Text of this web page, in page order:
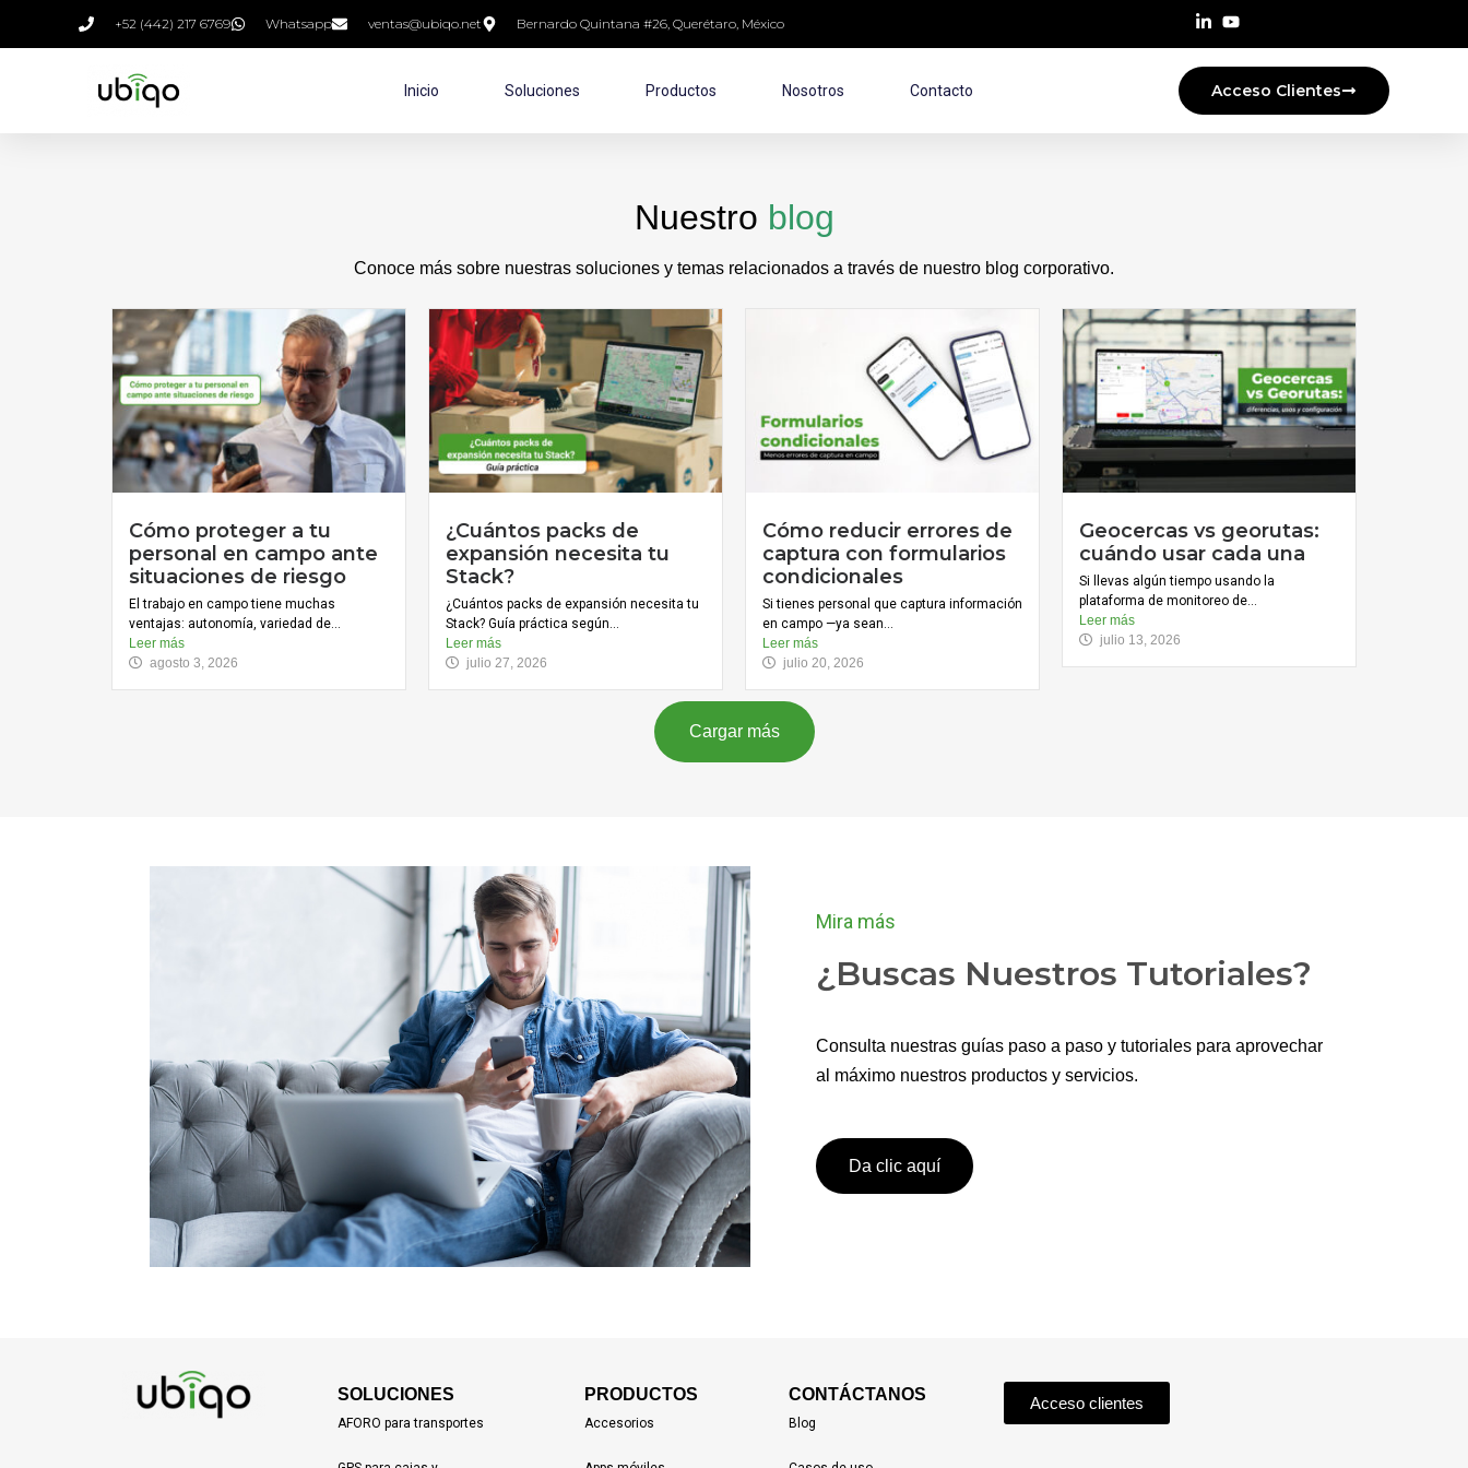
+52 (442) 217 6769 Whatsapp ventas@ubiqo.net Bernardo Quintana #26, Querétaro, México
Inicio Soluciones Productos Nosotros Contacto Acceso Clientes
Nuestro blog
Conoce más sobre nuestras soluciones y temas relacionados a través de nuestro blog corporativo.
Cómo proteger a tu
personal en campo ante
situaciones de riesgo
El trabajo en campo tiene muchas
ventajas: autonomía, variedad de...
Leer más
agosto 3, 2026
¿Cuántos packs de
expansión necesita tu
Stack?
¿Cuántos packs de expansión necesita tu
Stack? Guía práctica según...
Leer más
julio 27, 2026
Cómo reducir errores de
captura con formularios
condicionales
Si tienes personal que captura información
en campo —ya sean...
Leer más
julio 20, 2026
Geocercas vs georutas:
cuándo usar cada una
Si llevas algún tiempo usando la
plataforma de monitoreo de...
Leer más
julio 13, 2026
Cargar más
Mira más
¿Buscas Nuestros Tutoriales?
Consulta nuestras guías paso a paso y tutoriales para aprovechar
al máximo nuestros productos y servicios.
Da clic aquí
SOLUCIONES
AFORO para transportes
PRODUCTOS
Accesorios
CONTÁCTANOS
Blog
Acceso clientes